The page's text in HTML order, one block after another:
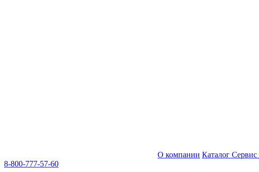
О компании Каталог Сервис
8-800-777-57-60